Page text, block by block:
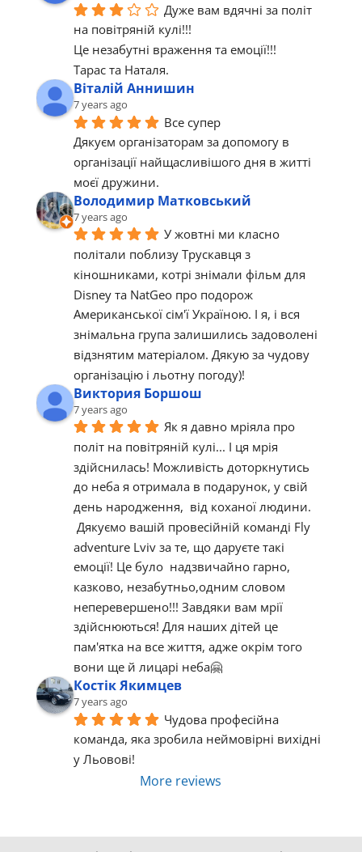
Дуже вам вдячні за політ
на повітряній кулі!!!
Це незабутні враження та емоції!!!
Тарас та Наталя.
Віталій Аннишин
7 years ago
Все супер
Дякуєм організаторам за допомогу в
організації найщасливішого дня в житті
моєї дружини.
Володимир Матковський
7 years ago
У жовтні ми класно
політали поблизу Трускавця з
кіношниками, котрі знімали фільм для
Disney та NatGeo про подорож
Американської сім'ї Україною. І я, і вся
знімальна група залишились задоволені
відзнятим матеріалом. Дякую за чудову
організацію і льотну погоду)!
Виктория Боршош
7 years ago
Як я давно мріяла про
політ на повітряній кулі... І ця мрія
здійснилась! Можливість доторкнутись
до неба я отримала в подарунок, у свій
день народження,  від коханої людини.
adventure Lviv за те, що даруєте такі
емоції! Це було  надзвичайно гарно,
казково, незабутньо,одним словом
неперевершено!!! Завдяки вам мрії
здійснюються! Для наших дітей це
пам'ятка на все життя, адже окрім того
вони ще й лицарі неба🤗
Костік Якимцев
7 years ago
Чудова професійна
команда, яка зробила неймовірні вихідні
у Льовові!
More reviews